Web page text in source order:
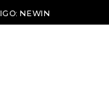
NEWIN